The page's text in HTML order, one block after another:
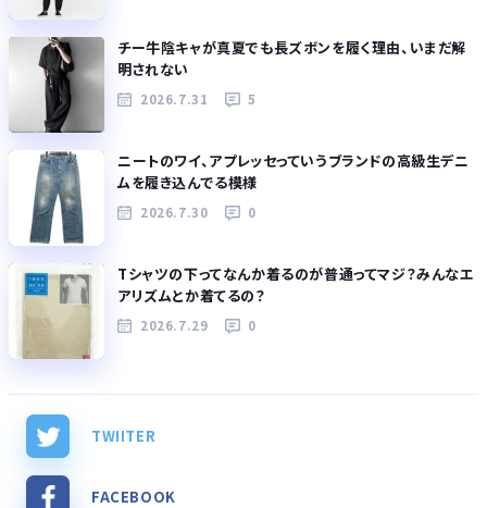
チー牛陰キャが真夏でも長ズボンを履く理由、いまだ解
明されない
2026.7.31 5
ニートのワイ、アプレッセっていうブランドの高級生デニ
ムを履き込んでる模様
2026.7.30 0
Tシャツの下ってなんか着るのが普通ってマジ？みんなエ
アリズムとか着てるの？
2026.7.29 0
TWIITER
FACEBOOK